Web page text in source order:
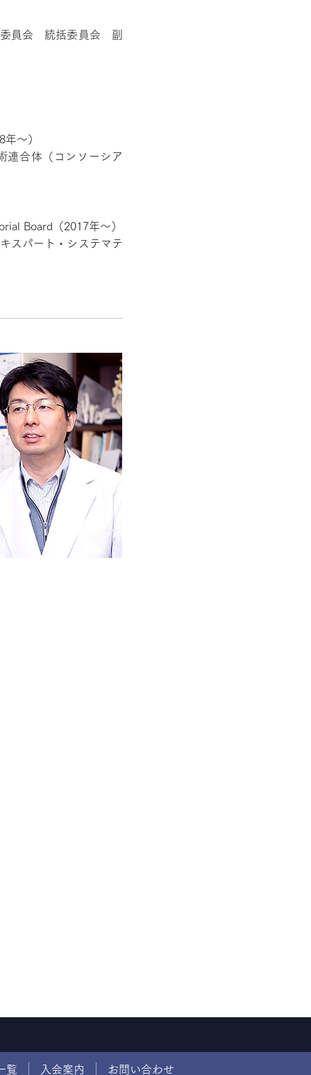
委員会 統括委員会 副
～）
連合体（コンソーシア
Board（2017年～）
スパート・システマテ
覧 入会案内 お問い合わせ